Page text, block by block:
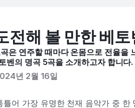
전해 볼 만한 베
은 연주할 때마다 온몸으로 전율을
벤의 명곡 5곡을 소개하고자 합니다.
년 2월 16일
틀어 가장 유명한 천재 음악가 중 한